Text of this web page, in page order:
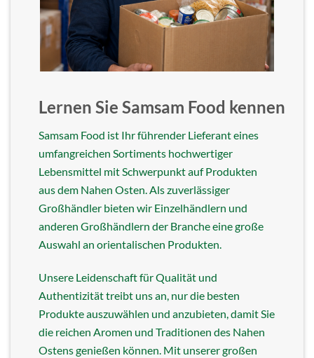
Lernen Sie Samsam Food kennen
Samsam Food ist Ihr führender Lieferant eines
umfangreichen Sortiments hochwertiger
Lebensmittel mit Schwerpunkt auf Produkten
aus dem Nahen Osten. Als zuverlässiger
Großhändler bieten wir Einzelhändlern und
anderen Großhändlern der Branche eine große
Auswahl an orientalischen Produkten.
Unsere Leidenschaft für Qualität und
Authentizität treibt uns an, nur die besten
Produkte auszuwählen und anzubieten, damit Sie
die reichen Aromen und Traditionen des Nahen
Ostens genießen können. Mit unserer großen